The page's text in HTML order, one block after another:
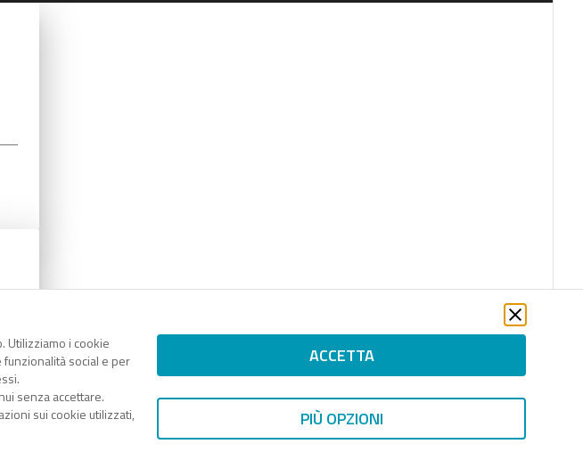
Utilizziamo i cookie
social e per
senza accettare.
sui cookie utilizzati,
ACCETTA
PIÙ OPZIONI